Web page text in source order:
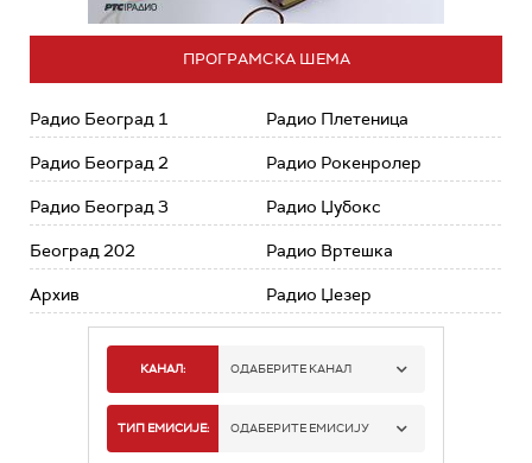
ПРОГРАМСКА ШЕМА
Радио Београд 1
Радио Београд 2
Радио Београд 3
Београд 202
Архив
Радио Плетеница
Радио Рокенролер
Радио Џубокс
Радио Вртешка
Радио Џезер
КАНАЛ: ОДАБЕРИТЕ КАНАЛ
РАДИО БЕОГРАД 1
ТИП ЕМИСИЈЕ: ОДАБЕРИТЕ ЕМИСИЈУ